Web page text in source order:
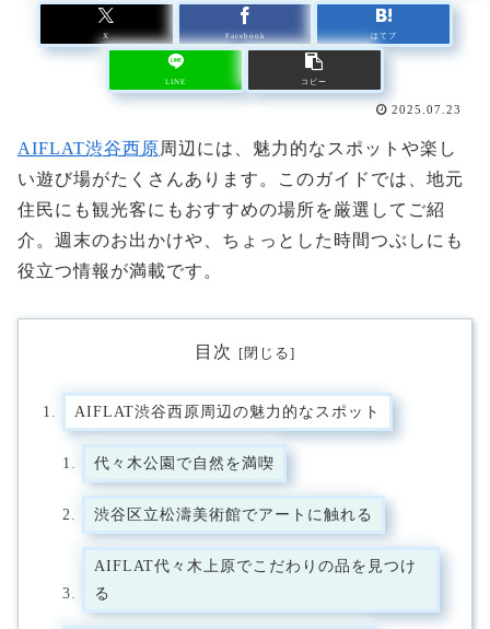
X Facebook はてブ
LINE コピー
2025.07.23
AIFLAT渋谷西原周辺には、魅力的なスポットや楽し
い遊び場がたくさんあります。このガイドでは、地元
住民にも観光客にもおすすめの場所を厳選してご紹
介。週末のお出かけや、ちょっとした時間つぶしにも
役立つ情報が満載です。
目次
AIFLAT渋谷西原周辺の魅力的なスポット
代々木公園で自然を満喫
渋谷区立松濤美術館でアートに触れる
AIFLAT代々木上原でこだわりの品を見つけ
る